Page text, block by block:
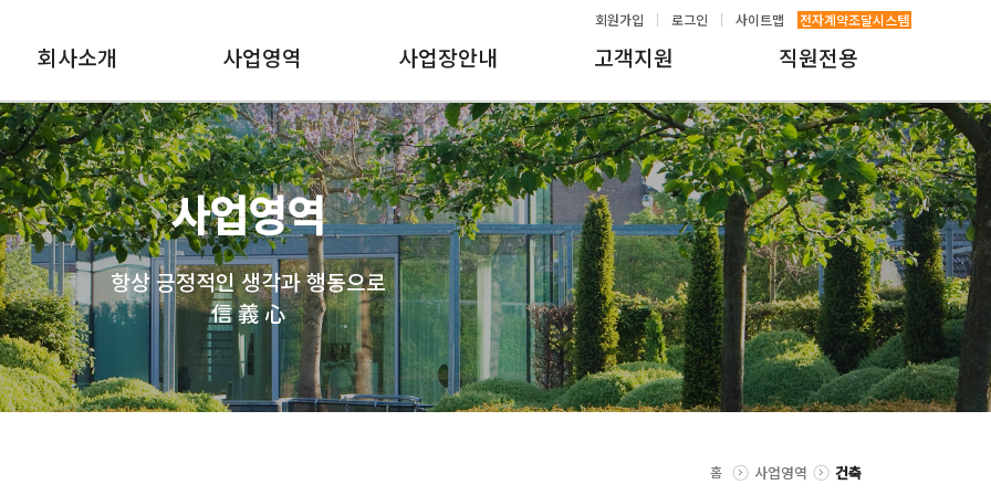
회원가입 로그인 사이트맵 전자계약조달시스템
회사소개 사업영역 사업장안내 고객지원 직원전용
사업영역
항상 긍정적인 생각과 행동으로
信 義 心
홈 사업영역 건축